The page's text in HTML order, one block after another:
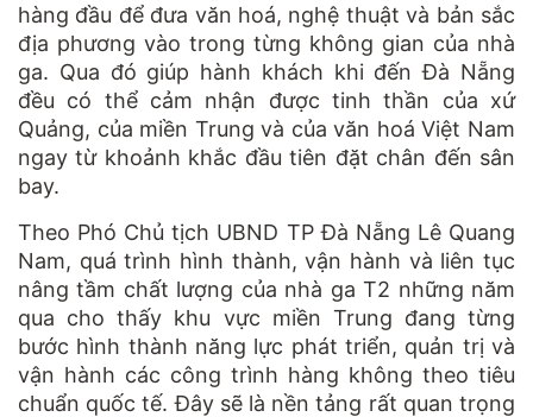
hàng đầu để đưa văn hoá, nghệ thuật và bản sắc
địa phương vào trong từng không gian của nhà
ga. Qua đó giúp hành khách khi đến Đà Nẵng
đều có thể cảm nhận được tinh thần của xứ
Quảng, của miền Trung và của văn hoá Việt Nam
ngay từ khoảnh khắc đầu tiên đặt chân đến sân
bay.
Theo Phó Chủ tịch UBND TP Đà Nẵng Lê Quang
Nam, quá trình hình thành, vận hành và liên tục
nâng tầm chất lượng của nhà ga T2 những năm
qua cho thấy khu vực miền Trung đang từng
bước hình thành năng lực phát triển, quản trị và
vận hành các công trình hàng không theo tiêu
chuẩn quốc tế. Đây sẽ là nền tảng rất quan trọng